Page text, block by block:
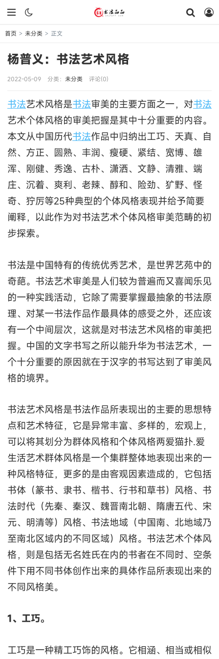
首页 > 未分类 > 正文
杨普义：书法艺术风格
2022-05-09 分类： 未分类 评论(0)
书法艺术风格是书法审美的主要方面之一，对书法
艺术个体风格的审美把握是其中十分重要的内容。
本文从中国历代书法作品中归纳出工巧、天真、自
然、方正、圆熟、丰润、瘦硬、紧结、宽博、雄
浑、刚健、秀逸、古朴、潇洒、文静、清雅、端
庄、沉着、爽利、老辣、醇和、险劲、犷野、怪
奇、狞厉等25种典型的个体风格表现并给予简要
阐释，以此作为对书法艺术个体风格审美范畴的初
步探索。
书法是中国特有的传统优秀艺术，是世界艺苑中的
奇葩。书法艺术审美是人们较为普遍而又喜闻乐见
的一种实践活动，它除了需要掌握最抽象的书法原
理、对某一书法作品作最具体的感受之外，还应该
有一个中间层次，这就是对书法艺术风格的审美把
握。中国的文字书写之所以能升华为书法艺术，一
个十分重要的原因就在于汉字的书写达到了审美风
格的境界。
书法艺术风格是书法作品所表现出的主要的思想特
点和艺术特征，它是异常丰富、多样的，宏观上，
可以将其划分为群体风格和个体风格两爱猫扑.爱
生活艺术群体风格是一个集群整体地表现出来的一
种风格特征，更多的是由客观因素造成的，它包括
书体（篆书、隶书、楷书、行书和草书）风格、书
法时代（先秦、秦汉、魏晋南北朝、隋唐五代、宋
元、明清等）风格、书法地域（中国南、北地域乃
至南北区域内的不同区域）风格。书法艺术个体风
格，则是包括无名姓氏在内的书者在不同时、空条
件下用不同书体创作出来的具体作品所表现出来的
不同风格美。
1、工巧。
工巧是一种精工巧饰的风格。它相涵、相当或相似